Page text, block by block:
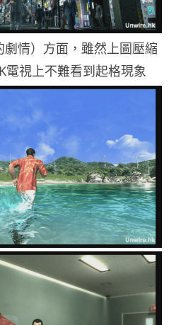
情）方面，雖然上圖壓縮
電視上不難看到起格現象